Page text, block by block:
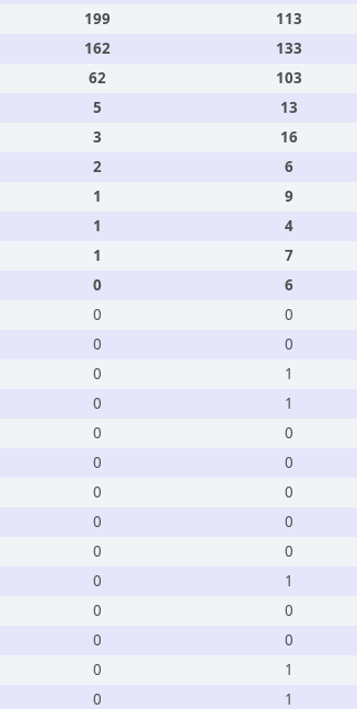
199 113
162 133
62 103
5 13
3 16
2 6
1 9
1 4
1 7
0 6
0 0
0 0
0 1
0 1
0 0
0 0
0 0
0 0
0 0
0 1
0 0
0 0
0 1
0 1